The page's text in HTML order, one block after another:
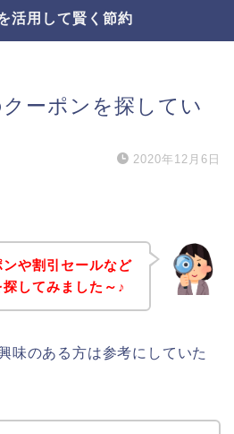
活用して賢く節約
ーポンを探してい
2020年12月6日
や割引セールなど
してみました～♪
味のある方は参考にしていた